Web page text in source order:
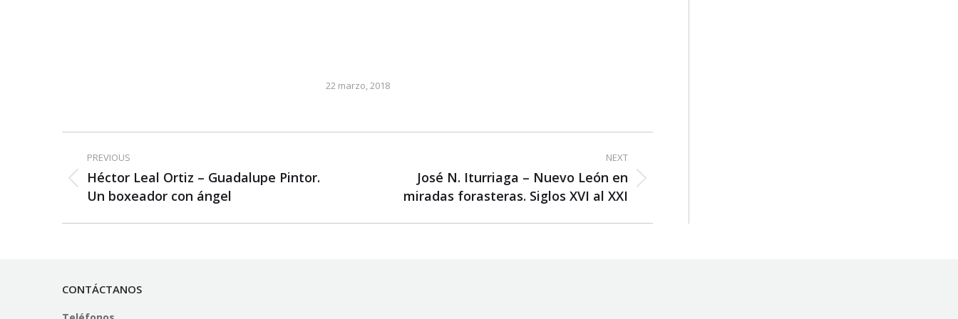
22 marzo, 2018
navigation
PREVIOUS
Previous
post:
Héctor Leal Ortiz – Guadalupe Pintor.
Un boxeador con ángel
NEXT
José N. Iturriaga – Nuevo León en
miradas forasteras. Siglos XVI al XXI
CONTÁCTANOS